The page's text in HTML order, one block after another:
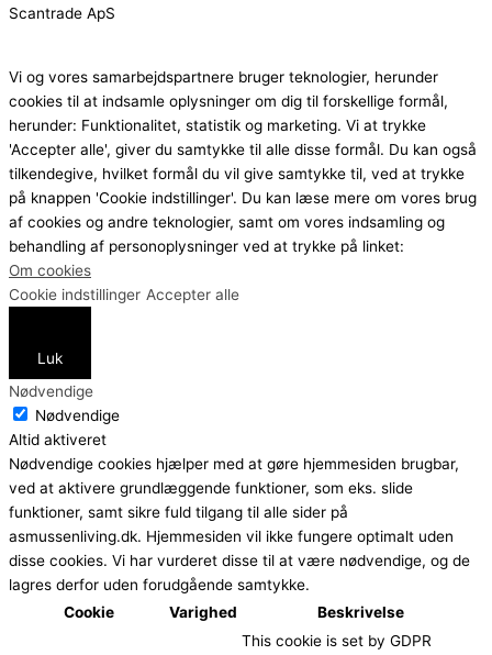
Scantrade ApS
Vi og vores samarbejdspartnere bruger teknologier, herunder
cookies til at indsamle oplysninger om dig til forskellige formål,
herunder: Funktionalitet, statistik og marketing. Vi at trykke
'Accepter alle', giver du samtykke til alle disse formål. Du kan også
tilkendegive, hvilket formål du vil give samtykke til, ved at trykke
på knappen 'Cookie indstillinger'. Du kan læse mere om vores brug
af cookies og andre teknologier, samt om vores indsamling og
behandling af personoplysninger ved at trykke på linket:
Om cookies
Cookie indstillinger Accepter alle
Luk
Nødvendige
Nødvendige
Altid aktiveret
Nødvendige cookies hjælper med at gøre hjemmesiden brugbar,
ved at aktivere grundlæggende funktioner, som eks. slide
funktioner, samt sikre fuld tilgang til alle sider på
asmussenliving.dk. Hjemmesiden vil ikke fungere optimalt uden
disse cookies. Vi har vurderet disse til at være nødvendige, og de
lagres derfor uden forudgående samtykke.
Cookie
Varighed Beskrivelse
This cookie is set by GDPR